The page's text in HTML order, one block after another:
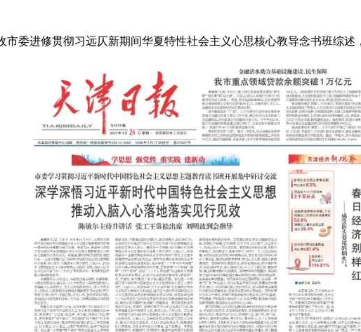
市委进修贯彻习远仄新期间华夏特性社会主义心思核心教导念书班综